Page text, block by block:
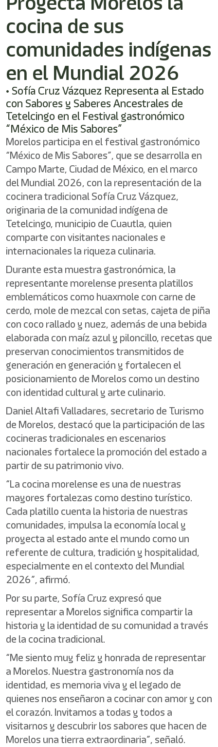
Este
directo
lector
de
pantalla
para
ayudarle
navegar
interactuar
con
contenido.
cocina de sus
comunidades indígenas
en el Mundial 2026
• Sofía Cruz Vázquez Representa al Estado
con Sabores y Saberes Ancestrales de
Tetelcingo en el Festival gastronómico
“México de Mis Sabores”
Morelos participa en el festival gastronómico
“México de Mis Sabores”, que se desarrolla en
Campo Marte, Ciudad de México, en el marco
del Mundial 2026, con la representación de la
cocinera tradicional Sofía Cruz Vázquez,
originaria de la comunidad indígena de
Tetelcingo, municipio de Cuautla, quien
comparte con visitantes nacionales e
internacionales la riqueza culinaria.
Durante esta muestra gastronómica, la
representante morelense presenta platillos
emblemáticos como huaxmole con carne de
cerdo, mole de mezcal con setas, cajeta de piña
con coco rallado y nuez, además de una bebida
elaborada con maíz azul y piloncillo, recetas que
preservan conocimientos transmitidos de
generación en generación y fortalecen el
posicionamiento de Morelos como un destino
con identidad cultural y arte culinario.
Daniel Altafi Valladares, secretario de Turismo
de Morelos, destacó que la participación de las
cocineras tradicionales en escenarios
nacionales fortalece la promoción del estado a
partir de su patrimonio vivo.
“La cocina morelense es una de nuestras
mayores fortalezas como destino turístico.
Cada platillo cuenta la historia de nuestras
comunidades, impulsa la economía local y
proyecta al estado ante el mundo como un
referente de cultura, tradición y hospitalidad,
especialmente en el contexto del Mundial
2026”, afirmó.
Por su parte, Sofía Cruz expresó que
representar a Morelos significa compartir la
historia y la identidad de su comunidad a través
de la cocina tradicional.
“Me siento muy feliz y honrada de representar
a Morelos. Nuestra gastronomía nos da
identidad, es memoria viva y el legado de
quienes nos enseñaron a cocinar con amor y con
el corazón. Invitamos a todas y todos a
visitarnos y descubrir los sabores que hacen de
Morelos una tierra extraordinaria”, señaló.